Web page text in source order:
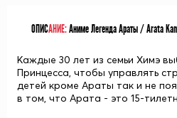
ОПИСАНИЕ:Аниме Легенда Араты / Arata
Каждые 30 лет из семьи Химэ
Принцесса, чтобы управлять
детей кроме Араты так и не
в том, что Арата - это 15-